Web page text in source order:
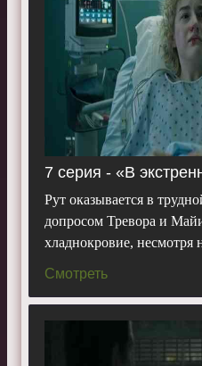
7 серия - «В
Рут оказывается в
допросом Тревора и
хладнокровие, несмотря
Смотреть